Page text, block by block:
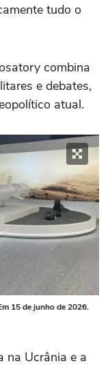
tudo o
combina
e debates,
atual.
15 de junho de 2026.
na Ucrânia e a